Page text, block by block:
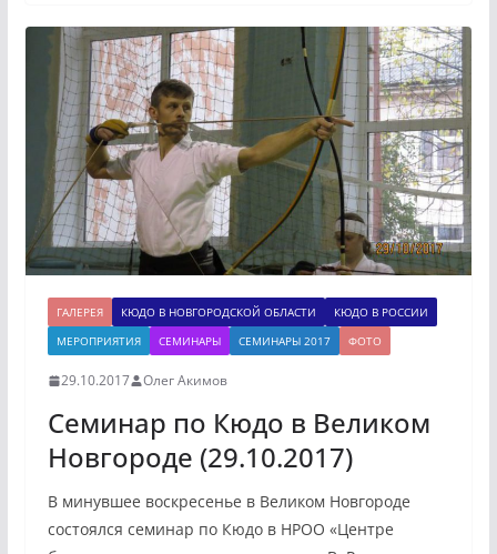
ГАЛЕРЕЯ КЮДО В НОВГОРОДСКОЙ ОБЛАСТИ
КЮДО В РОССИИ
МЕРОПРИЯТИЯ
СЕМИНАРЫ СЕМИНАРЫ 2017 ФОТО
29.10.2017 Олег Акимов
Семинар по Кюдо в Великом
Новгороде (29.10.2017)
В минувшее воскресенье в Великом Новгороде
состоялся семинар по Кюдо в НРОО «Центре